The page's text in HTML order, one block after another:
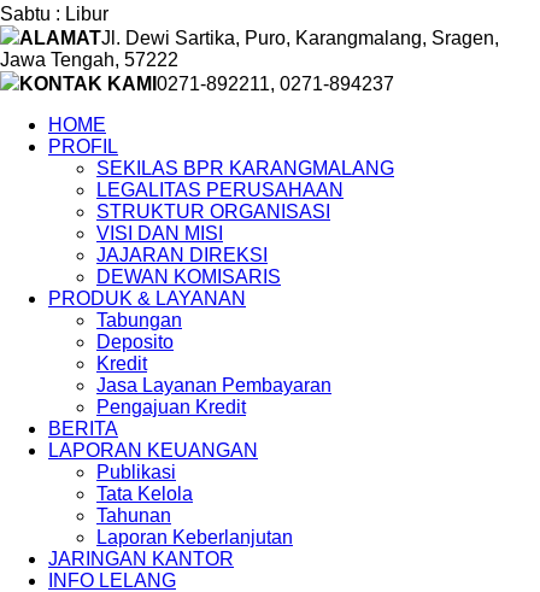
Sabtu : Libur
ALAMATJl. Dewi Sartika, Puro, Karangmalang, Sragen,
Jawa Tengah, 57222
KONTAK KAMI 0271-892211, 0271-894237
HOME
PROFIL
SEKILAS BPR KARANGMALANG
LEGALITAS PERUSAHAAN
STRUKTUR ORGANISASI
VISI DAN MISI
JAJARAN DIREKSI
DEWAN KOMISARIS
PRODUK & LAYANAN
Tabungan
Deposito
Kredit
Jasa Layanan Pembayaran
Pengajuan Kredit
BERITA
LAPORAN KEUANGAN
Publikasi
Tata Kelola
Tahunan
Laporan Keberlanjutan
JARINGAN KANTOR
INFO LELANG